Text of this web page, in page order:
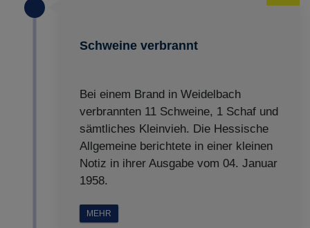
Schweine verbrannt
Bei einem Brand in Weidelbach
verbrannten 11 Schweine, 1 Schaf und
sämtliches Kleinvieh. Die Hessische
Allgemeine berichtete in einer kleinen
Notiz in ihrer Ausgabe vom 04. Januar
1958.
MEHR